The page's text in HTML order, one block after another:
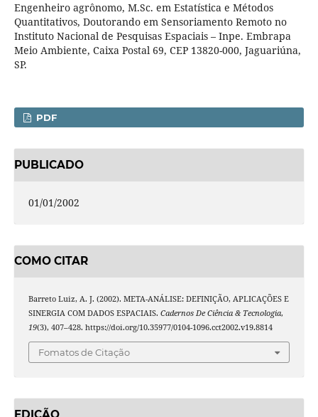
Engenheiro agrônomo, M.Sc. em Estatística e Métodos
Quantitativos, Doutorando em Sensoriamento Remoto no
Instituto Nacional de Pesquisas Espaciais – Inpe. Embrapa
Meio Ambiente, Caixa Postal 69, CEP 13820-000, Jaguariúna,
SP.
PDF
PUBLICADO
01/01/2002
COMO CITAR
Barreto Luiz, A. J. (2002). META-ANÁLISE: DEFINIÇÃO, APLICAÇÕES E
SINERGIA COM DADOS ESPACIAIS. Cadernos De Ciência & Tecnologia,
19(3), 407–428. https://doi.org/10.35977/0104-1096.cct2002.v19.8814
Fomatos de Citação